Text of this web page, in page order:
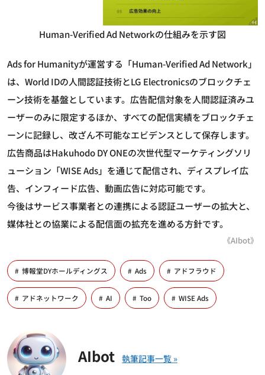
Human-Verified Ad Networkの仕組みを示す図
Ads for Humanityが運営する「Human-Verified Ad Network」
は、World IDの人間認証技術とLG Electronicsのブロックチェ
ーン技術を基盤としています。広告配信対象を人間認証済みユ
ーザーのみに限定するほか、すべての配信実績をブロックチェ
ーンに記録し、改ざん不可能なエビデンスとして保存します。
広告商品はHakuhodo DY ONEの次世代型マーケティングソリ
ューション「WISE Ads」を通じて配信され、ディスプレイ広
告、インフィード広告、動画広告に対応可能です。
今後はサービス事業者との連携による認証ユーザーの拡大と、
媒体社との協業による配信面の拡充を進める方針です。
《AIbot》
博報堂DYホールディングス Ads アドフラウド
アドネットワーク AI Too WISE Ads
AIbot